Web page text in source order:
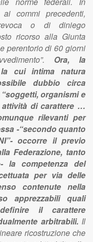
commi precedenti,
o di diniego
ricorso alla Giunta
perentorio di 60 giorni
Ora, la
la cui intima natura
dubbio circa
organismi e
di carattere …
rilevanti per
-“secondo quanto
occorre il previo
Federazione, tanto
la competenza del
per via delle
contenute nella
apprezzabili quali
il carattere
arbitrabili. Il
ricostruzione che